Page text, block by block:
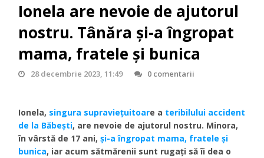
Ionela are nevoie de ajutorul
nostru. Tânăra și-a îngropat
mama, fratele și bunica
28 decembrie 2023, 11:49 0 comentarii
Ionela, singura supraviețuitoare a teribilului accident
de la Băbești, are nevoie de ajutorul nostru. Minora,
în vârstă de 17 ani,și-a îngropat mama, fratele și
bunica, iar acum sătmărenii sunt rugați să îi dea o